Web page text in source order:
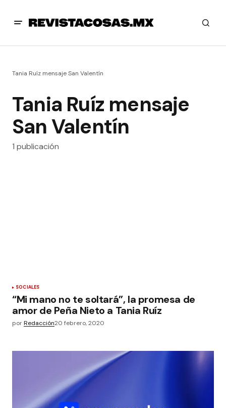
Tania Ruíz mensaje San Valentín
Tania Ruíz mensaje
San Valentín
1 publicación
SOCIALES
“Mi mano no te soltará”, la promesa de
amor de Peña Nieto a Tania Ruíz
porRedacción20 febrero, 2020